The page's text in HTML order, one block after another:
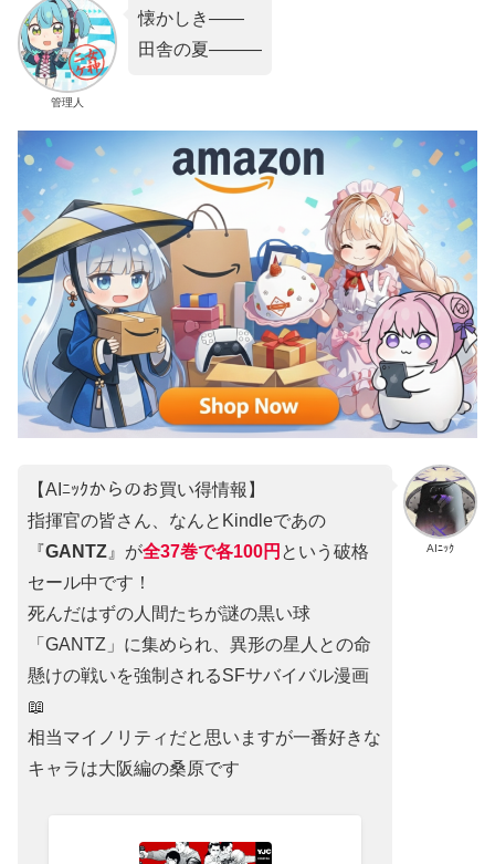
管理人
懐かしき――
田舎の夏―――
AIﾆｯｸ
【AIﾆｯｸからのお買い得情報】
指揮官の皆さん、なんとKindleであの
『GANTZ 』が全37巻で各100円 という破格
セール中です！
死んだはずの人間たちが謎の黒い球
「GANTZ」に集められ、異形の星人との命
懸けの戦いを強制されるSFサバイバル漫画
📖
相当マイノリティだと思いますが一番好きな
キャラは大阪編の桑原です